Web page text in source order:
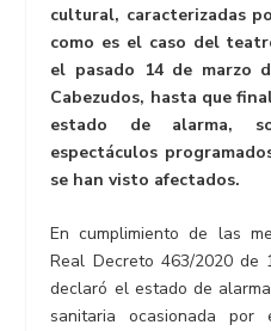
cultural, caracterizadas
como es el caso del
el pasado 14 de marzo
Cabezudos, hasta que
estado de alarma,
espectáculos
se han visto afectados.
En cumplimiento de las
Real Decreto 463/2020
declaró el estado de
sanitaria ocasionada por